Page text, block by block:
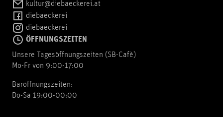
kultur@diebaeckerei.at
diebaeckerei
diebaeckerei
ÖFFNUNGSZEITEN
Unsere Tagesöffnungszeiten (SB-Cafè)
Mo-Fr von 9:00-17:00
Baröffnungszeiten:
Do-Sa 19:00-00:00